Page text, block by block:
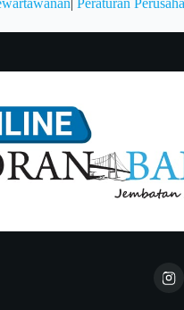
| Peraturan